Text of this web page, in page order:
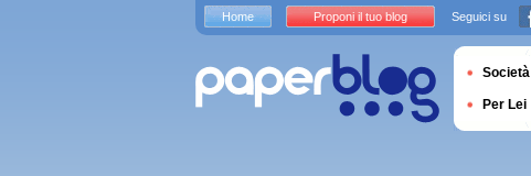
Home Proponi il tuo blog Seguici su
Società
Per Lei